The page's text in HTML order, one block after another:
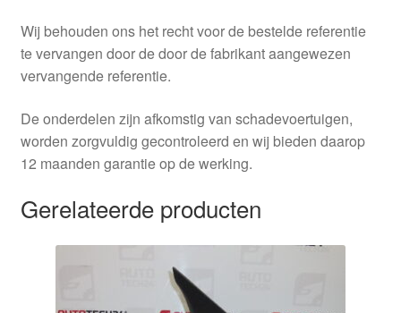
Wij behouden ons het recht voor de bestelde referentie
te vervangen door de door de fabrikant aangewezen
vervangende referentie.
De onderdelen zijn afkomstig van schadevoertuigen,
worden zorgvuldig gecontroleerd en wij bieden daarop
12 maanden garantie op de werking.
Gerelateerde producten